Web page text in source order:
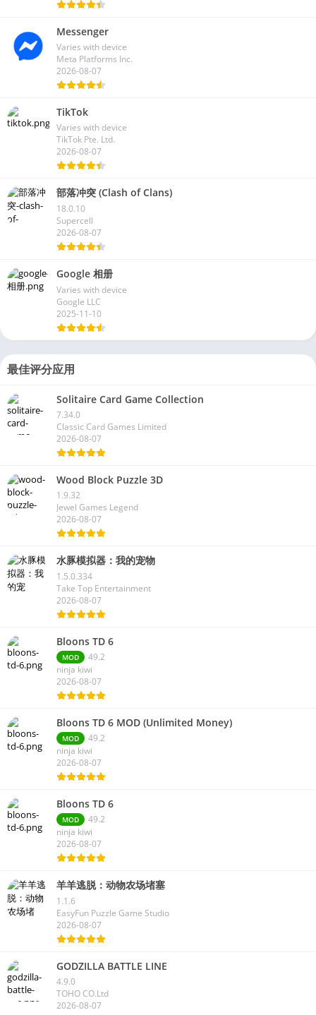
Messenger
Varies with device
Meta Platforms Inc.
2026-08-07
TikTok
Varies with device
TikTok Pte. Ltd.
2026-08-07
部落冲突 (Clash of Clans)
18.0.10
Supercell
2026-08-07
Google 相册
Varies with device
Google LLC
2025-11-10
最佳评分应用
Solitaire Card Game Collection
7.34.0
Classic Card Games Limited
2026-08-07
Wood Block Puzzle 3D
1.9.32
Jewel Games Legend
2026-08-07
水豚模拟器：我的宠物
1.5.0.334
Take Top Entertainment
2026-08-07
Bloons TD 6
MOD
49.2
ninja kiwi
2026-08-07
Bloons TD 6 MOD (Unlimited Money)
MOD
49.2
ninja kiwi
2026-08-07
Bloons TD 6
MOD
49.2
ninja kiwi
2026-08-07
羊羊逃脱：动物农场堵塞
1.1.6
EasyFun Puzzle Game Studio
2026-08-07
GODZILLA BATTLE LINE
4.9.0
TOHO CO.Ltd
2026-08-07